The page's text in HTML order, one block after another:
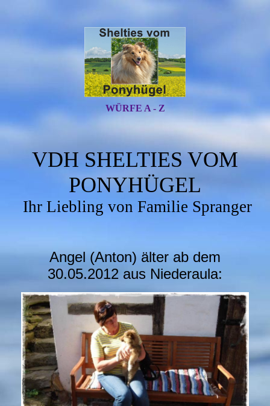
WÜRFE A - Z
VDH SHELTIES VOM
PONYHÜGEL
Ihr Liebling von Familie Spranger
Angel (Anton) älter ab dem
30.05.2012 aus Niederaula: